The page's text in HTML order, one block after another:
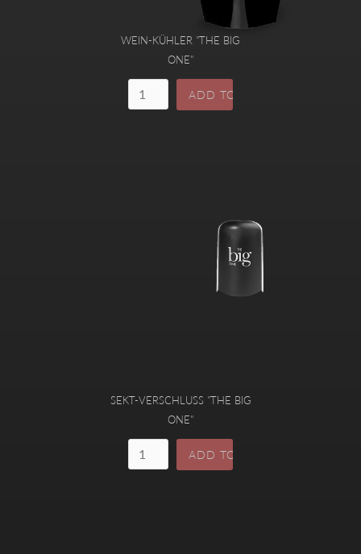
WEIN-KÜHLER "THE BIG
ONE"
SEKT-VERSCHLUSS "THE BIG
ONE"